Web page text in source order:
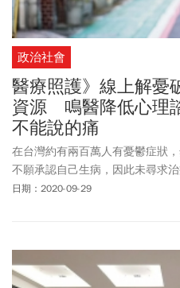
政治社會
醫療照護》線上解憂
資源 鳴醫降低心理
不能說的痛
在台灣約有兩百萬人有憂鬱症狀
不願承認自己生病，因此未尋求
平台串接民眾、醫療人士、醫療
日期：2020-09-29